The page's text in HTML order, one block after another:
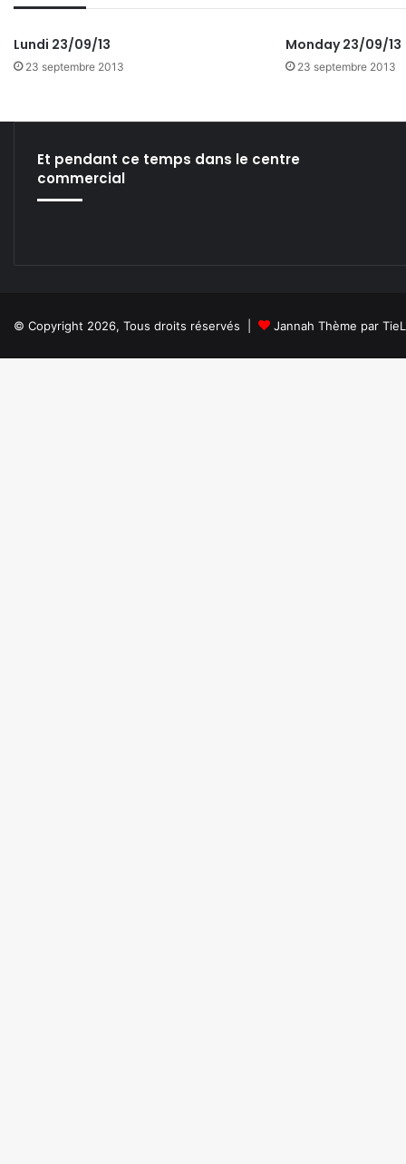
Lundi 23/09/13
23 septembre 2013
Monday 23/09/13
23 septembre 2013
Et pendant ce temps dans le centre
commercial
© Copyright 2026, Tous droits réservés | Jannah Thème par